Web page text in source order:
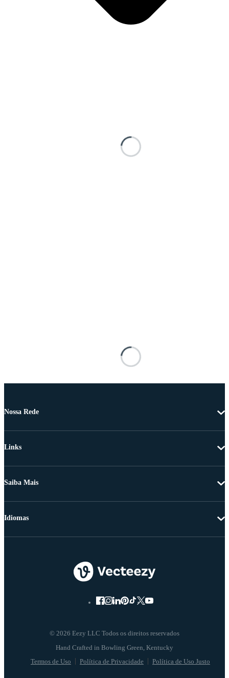
Nossa Rede
Links
Saiba Mais
© 2026 Eezy LLC Todos os direitos reservados
Termos de Uso Política de Privacidade Política de Uso Justo
Idiomas